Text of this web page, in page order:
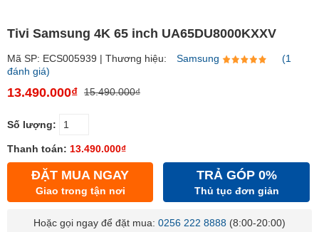
Tivi Samsung 4K 65 inch UA65DU8000KXXV
Mã SP: ECS005939 | Thương hiệu: Samsung
(1
đánh giá)
13.490.000₫ 15.490.000₫
Số lượng:
Thanh toán: 13.490.000₫
ĐẶT MUA NGAY
Giao trong tận nơi
TRẢ GÓP 0%
Thủ tục đơn giản
Hoặc gọi ngay để đặt mua: 0256 222 8888 (8:00-20:00)